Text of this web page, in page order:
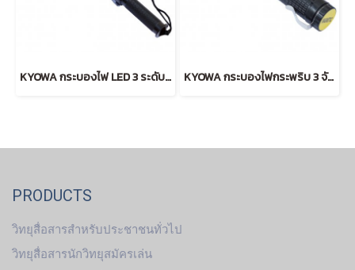
KYOWA กระบองไฟ LED 3 ระดับ ลายเหลี่ยม (RED) KYOWA กระบองไฟกระพริบ 3 จังหวะ สั้น (RED)
PRODUCTS
วิทยุสื่อสารสำหรับประชาชนทั่วไป
วิทยุสื่อสารนักวิทยุสมัครเล่น